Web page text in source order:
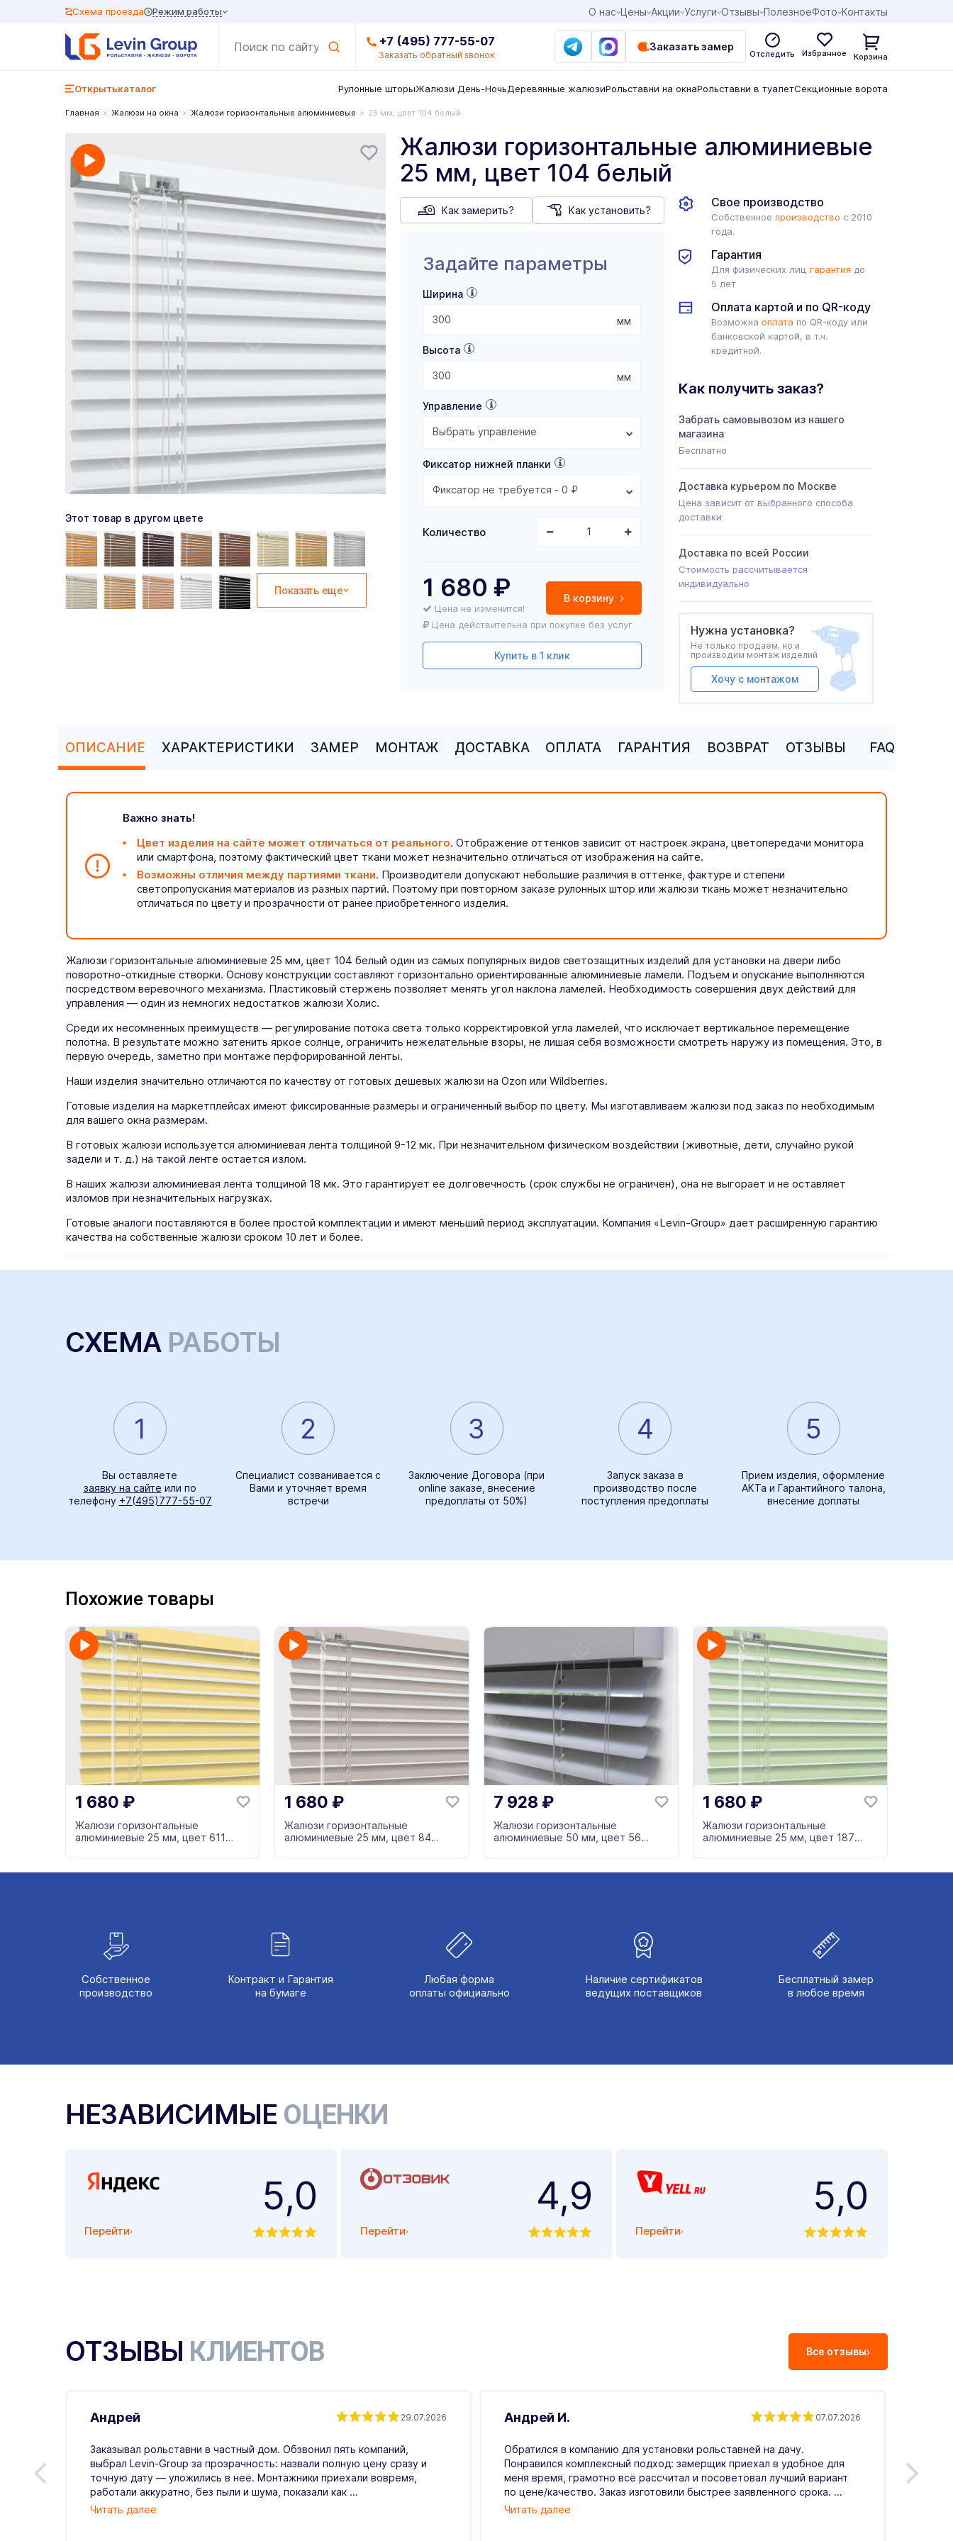
О нас Цены Акции Услуги Отзывы ПолезноеФото Контакты
Схема проезда Режим работы
+7 (495) 777-55-07
Заказать обратный звонок
Заказать замер
Отследить Избранное Корзина
Открытькаталог Рулонные шторыЖалюзи День-НочьДеревянные жалюзиРольставни на окнаРольставни в туалетСекционные ворота
Главная Жалюзи на окна Жалюзи горизонтальные алюминиевые 25 мм, цвет 104 белый
Жалюзи горизонтальные алюминиевые
25 мм, цвет 104 белый
Этот товар в другом цвете
Показать еще
Как замерить? Как установить?
Задайте параметры
Ширина
мм
Высота
мм
Управление
Выбрать управление
Фиксатор нижней планки
Фиксатор не требуется - 0 ₽
Количество
В корзину
1 680 ₽
Цена не изменится!
Цена действительна при покупке без услуг
Купить в 1 клик
Свое производство
Собственноепроизводство с 2010
года.
Гарантия
Для физических лицгарантия до
5 лет
Оплата картой и по QR-коду
Возможнаоплата по QR-коду или
банковской картой, в т.ч.
кредитной.
Как получить заказ?
Забрать самовывозом из нашего
магазина
Бесплатно
Доставка курьером по Москве
Цена зависит от выбранного способа
доставки
Доставка по всей России
Стоимость рассчитывается
индивидуально
Нужна установка?
Не только продаем, но и
производим монтаж изделий
Хочу с монтажом
ОПИСАНИЕ ХАРАКТЕРИСТИКИ ЗАМЕР МОНТАЖ ДОСТАВКА ОПЛАТА ГАРАНТИЯ ВОЗВРАТ ОТЗЫВЫ FAQ
Важно знать!
Цвет изделия на сайте может отличаться от реального. Отображение оттенков зависит от настроек экрана, цветопередачи монитора
или смартфона, поэтому фактический цвет ткани может незначительно отличаться от изображения на сайте.
Возможны отличия между партиями ткани. Производители допускают небольшие различия в оттенке, фактуре и степени
светопропускания материалов из разных партий. Поэтому при повторном заказе рулонных штор или жалюзи ткань может незначительно
отличаться по цвету и прозрачности от ранее приобретенного изделия.
Жалюзи горизонтальные алюминиевые 25 мм, цвет 104 белый один из самых популярных видов светозащитных изделий для установки на двери либо
поворотно-откидные створки. Основу конструкции составляют горизонтально ориентированные алюминиевые ламели. Подъем и опускание выполняются
посредством веревочного механизма. Пластиковый стержень позволяет менять угол наклона ламелей. Необходимость совершения двух действий для
управления — один из немногих недостатков жалюзи Холис.
Среди их несомненных преимуществ — регулирование потока света только корректировкой угла ламелей, что исключает вертикальное перемещение
полотна. В результате можно затенить яркое солнце, ограничить нежелательные взоры, не лишая себя возможности смотреть наружу из помещения. Это, в
первую очередь, заметно при монтаже перфорированной ленты.
Наши изделия значительно отличаются по качеству от готовых дешевых жалюзи на Ozon или Wildberries.
Готовые изделия на маркетплейсах имеют фиксированные размеры и ограниченный выбор по цвету. Мы изготавливаем жалюзи под заказ по необходимым
для вашего окна размерам.
В готовых жалюзи используется алюминиевая лента толщиной 9-12 мк. При незначительном физическом воздействии (животные, дети, случайно рукой
задели и т. д.) на такой ленте остается излом.
В наших жалюзи алюминиевая лента толщиной 18 мк. Это гарантирует ее долговечность (срок службы не ограничен), она не выгорает и не оставляет
изломов при незначительных нагрузках.
Готовые аналоги поставляются в более простой комплектации и имеют меньший период эксплуатации. Компания «Levin-Group» дает расширенную гарантию
качества на собственные жалюзи сроком 10 лет и более.
СХЕМА РАБОТЫ
1
Вы оставляете
заявку на сайте или по
телефону +7(495)777-55-07
2
Специалист созванивается с
Вами и уточняет время
встречи
3
Заключение Договора (при
online заказе, внесение
предоплаты от 50%)
4
Запуск заказа в
производство после
поступления предоплаты
5
Прием изделия, оформление
АКТа и Гарантийного талона,
внесение доплаты
Похожие товары
1 680 ₽
Жалюзи горизонтальные
алюминиевые 25 мм, цвет 611
1 680 ₽
Жалюзи горизонтальные
алюминиевые 25 мм, цвет 84
7 928 ₽
Жалюзи горизонтальные
алюминиевые 50 мм, цвет 56
1 680 ₽
Жалюзи горизонтальные
алюминиевые 25 мм, цвет 187
Собственное
производство
Контракт и Гарантия
на бумаге
Любая форма
оплаты официально
Наличие сертификатов
ведущих поставщиков
Бесплатный замер
в любое время
НЕЗАВИСИМЫЕ ОЦЕНКИ
Перейти
5,0
Перейти
4,9
Перейти
5,0
ОТЗЫВЫ КЛИЕНТОВ Все отзывы
Андрей 29.07.2026
Заказывал рольставни в частный дом. Обзвонил пять компаний,
выбрал Levin-Group за прозрачность: назвали полную цену сразу и
точную дату — уложились в неё. Монтажники приехали вовремя,
работали аккуратно, без пыли и шума, показали как ...
Читать далее
Андрей И. 07.07.2026
Обратился в компанию для установки рольставней на дачу.
Понравился комплексный подход: замерщик приехал в удобное для
меня время, грамотно всё рассчитал и посоветовал лучший вариант
по цене/качество. Заказ изготовили быстрее заявленного срока. ...
Читать далее